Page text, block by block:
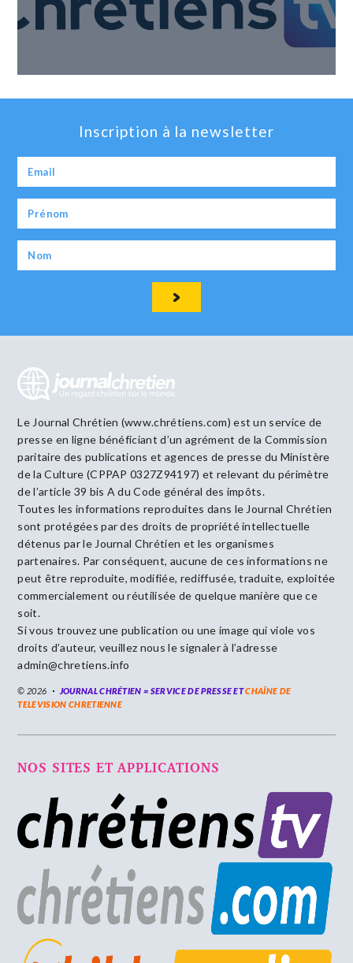
Inscription à la newsletter
Le Journal Chrétien (www.chrétiens.com) est un service de
presse en ligne bénéficiant d’un agrément de la Commission
paritaire des publications et agences de presse du Ministère
de la Culture (CPPAP 0327Z94197) et relevant du périmètre
de l’article 39 bis A du Code général des impôts.
Toutes les informations reproduites dans le Journal Chrétien
sont protégées par des droits de propriété intellectuelle
détenus par le Journal Chrétien et les organismes
partenaires. Par conséquent, aucune de ces informations ne
peut être reproduite, modifiée, rediffusée, traduite, exploitée
commercialement ou réutilisée de quelque manière que ce
soit.
Si vous trouvez une publication ou une image qui viole vos
droits d’auteur, veuillez nous le signaler à l’adresse
admin@chretiens.info
© 2026 JOURNAL CHRÉTIEN = SERVICE DE PRESSE ETCHAÎNE DE
TELEVISION CHRETIENNE
NOS SITES ET APPLICATIONS